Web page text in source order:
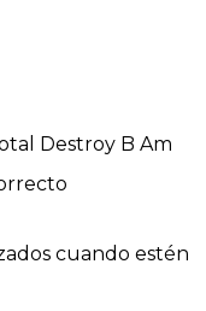
Destroy B Am
cuando estén